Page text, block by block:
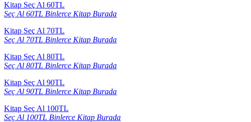
Kitap Seç Al 60TL
Seç Al 60TL Binlerce Kitap Burada
Kitap Seç Al 70TL
Seç Al 70TL Binlerce Kitap Burada
Kitap Seç Al 80TL
Seç Al 80TL Binlerce Kitap Burada
Kitap Seç Al 90TL
Seç Al 90TL Binlerce Kitap Burada
Kitap Seç Al 100TL
Seç Al 100TL Binlerce Kitap Burada